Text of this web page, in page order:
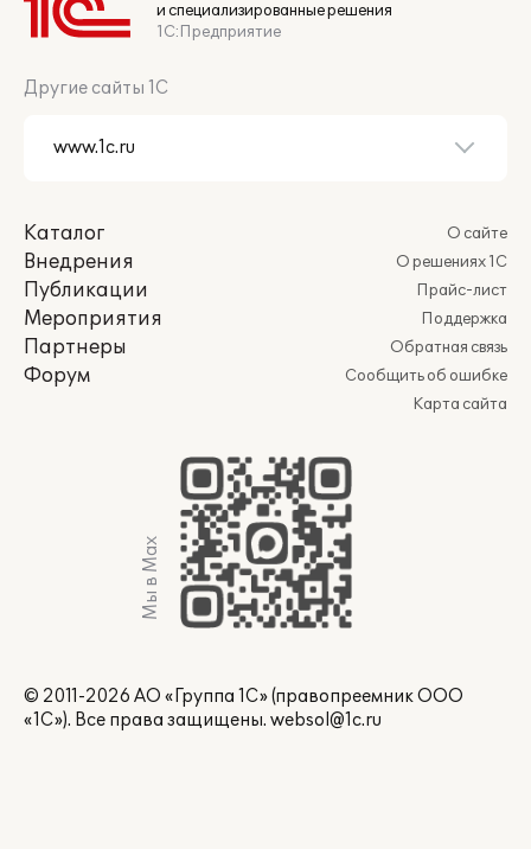
и специализированные решения
1С:Предприятие
Другие сайты 1С
Каталог
Внедрения
Публикации
Мероприятия
Партнеры
Форум
О сайте
О решениях 1С
Прайс-лист
Поддержка
Обратная связь
Сообщить об ошибке
Карта сайта
Мы в Max
© 2011-2026 АО «Группа 1С» (правопреемник ООО
«1С»). Все права защищены. websol@1c.ru